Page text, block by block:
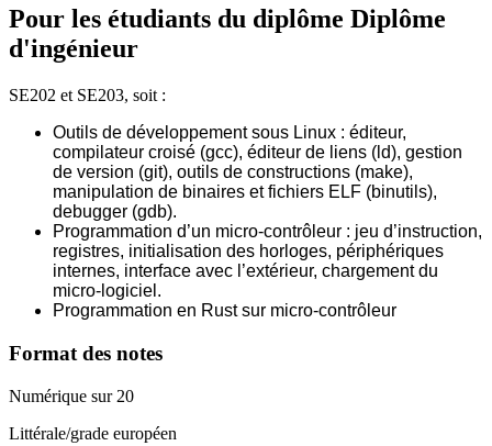
Pour les étudiants du diplôme Diplôme
d'ingénieur
SE202 et SE203, soit :
Outils de développement sous Linux : éditeur,
compilateur croisé (gcc), éditeur de liens (ld), gestion
de version (git), outils de constructions (make),
manipulation de binaires et fichiers ELF (binutils),
debugger (gdb).
Programmation d’un micro-contrôleur : jeu d’instruction,
registres, initialisation des horloges, périphériques
internes, interface avec l’extérieur, chargement du
micro-logiciel.
Programmation en Rust sur micro-contrôleur
Format des notes
Numérique sur 20
Littérale/grade européen